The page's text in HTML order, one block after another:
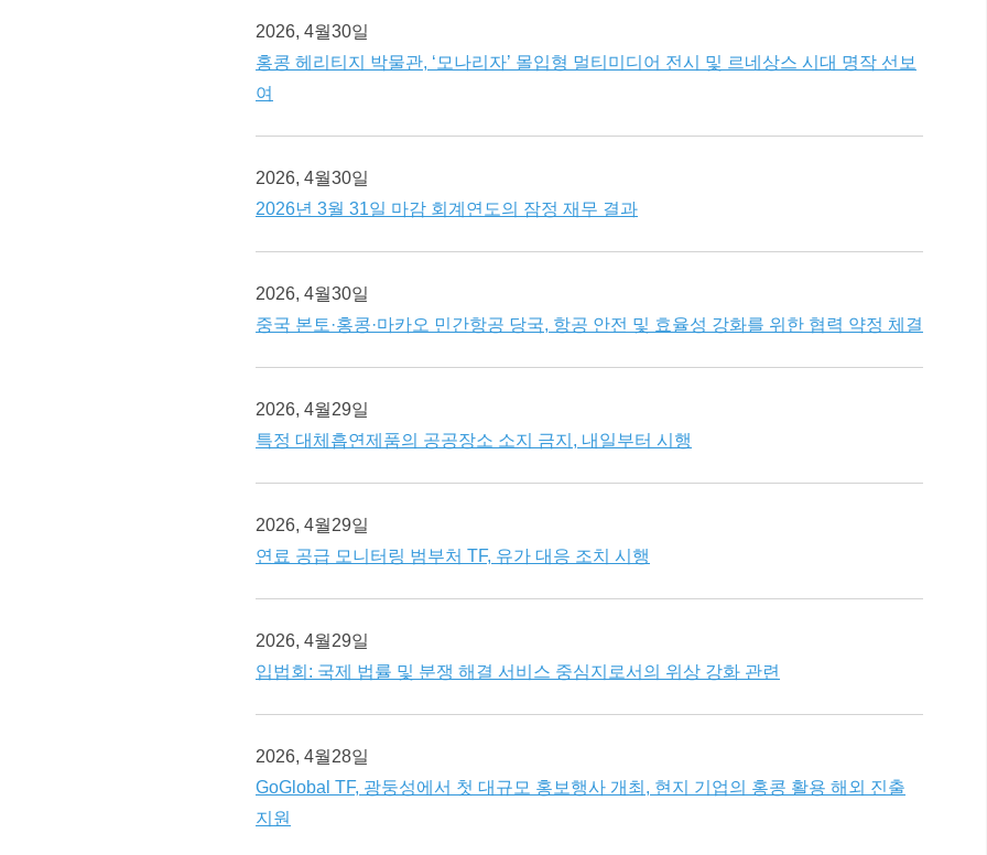
2026, 4월30일
홍콩 헤리티지 박물관, ‘모나리자’ 몰입형 멀티미디어 전시 및 르네상스 시대 명작 선보
여
2026, 4월30일
2026년 3월 31일 마감 회계연도의 잠정 재무 결과
2026, 4월30일
중국 본토·홍콩·마카오 민간항공 당국, 항공 안전 및 효율성 강화를 위한 협력 약정 체결
2026, 4월29일
특정 대체흡연제품의 공공장소 소지 금지, 내일부터 시행
2026, 4월29일
연료 공급 모니터링 범부처 TF, 유가 대응 조치 시행
2026, 4월29일
입법회: 국제 법률 및 분쟁 해결 서비스 중심지로서의 위상 강화 관련
2026, 4월28일
GoGlobal TF, 광둥성에서 첫 대규모 홍보행사 개최, 현지 기업의 홍콩 활용 해외 진출
지원